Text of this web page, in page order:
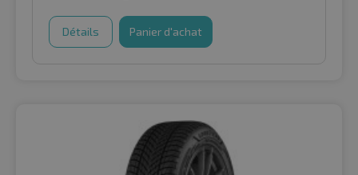
Détails Panier d'achat